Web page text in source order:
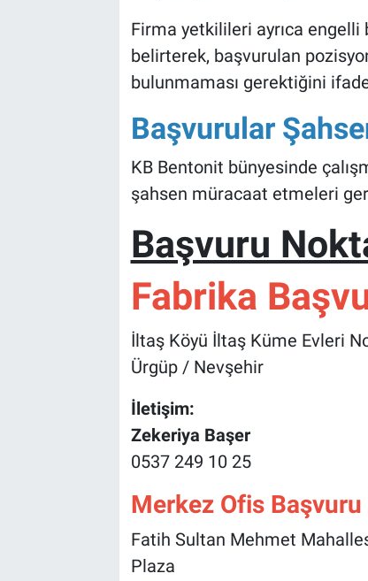
Firma yetkilileri ayrıca engelli
belirterek, başvurulan
bulunmaması gerektiğini
Başvurular
KB Bentonit bünyesinde
şahsen müracaat etmeleri
Başvuru
Fabrika
İltaş Köyü İltaş Küme Evleri
Ürgüp / Nevşehir
İletişim:
Zekeriya Başer
0537 249 10 25
Merkez Ofis
Fatih Sultan Mehmet
Plaza